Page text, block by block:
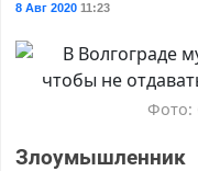
8 Авг 202011:23
Фото: